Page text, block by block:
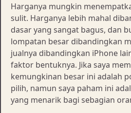
Harganya mungkin
sulit. Harganya lebih mahal
dasar yang sangat bagus, dan
lompatan besar dibandingkan
jualnya dibandingkan iPhone
faktor bentuknya. Jika saya
kemungkinan besar ini adalah
pilih, namun saya paham ini
yang menarik bagi sebagian